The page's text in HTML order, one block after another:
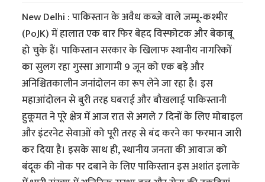
New Delhi : पाकिस्तान के अवैध कब्जे वाले जम्मू-कश्मीर
(PoJK) में हालात एक बार फिर बेहद विस्फोटक और बेकाबू
हो चुके हैं। पाकिस्तान सरकार के खिलाफ स्थानीय नागरिकों
का सुलग रहा गुस्सा आगामी 9 जून को एक बड़े और
अनिश्चितकालीन जनांदोलन का रूप लेने जा रहा है। इस
महाआंदोलन से बुरी तरह घबराई और बौखलाई पाकिस्तानी
हुकूमत ने पूरे क्षेत्र में आज रात से अगले 7 दिनों के लिए मोबाइल
और इंटरनेट सेवाओं को पूरी तरह से बंद करने का फरमान जारी
कर दिया है। इसके साथ ही, स्थानीय जनता की आवाज को
बंदूक की नोक पर दबाने के लिए पाकिस्तान इस अशांत इलाके